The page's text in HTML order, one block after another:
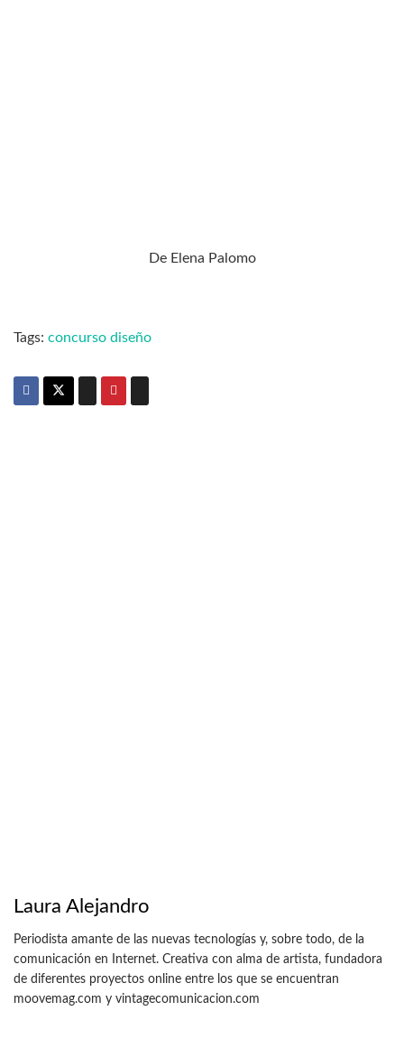
De Elena Palomo
Tags: concurso diseño
Laura Alejandro
Periodista amante de las nuevas tecnologías y, sobre todo, de la
comunicación en Internet. Creativa con alma de artista, fundadora
de diferentes proyectos online entre los que se encuentran
moovemag.com y vintagecomunicacion.com